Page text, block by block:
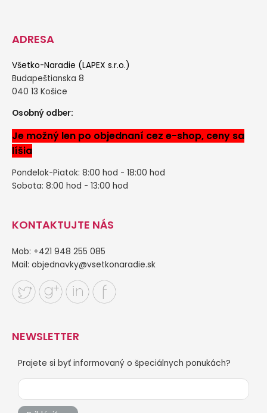
ADRESA
Všetko-Naradie (LAPEX s.r.o.)
Budapeštianska 8
040 13 Košice
Osobný odber:
Je možný len po objednaní cez e-shop, ceny sa
líšia
Pondelok-Piatok: 8:00 hod - 18:00 hod
Sobota: 8:00 hod - 13:00 hod
KONTAKTUJTE NÁS
Mob: +421 948 255 085
Mail: objednavky@vsetkonaradie.sk
NEWSLETTER
Prajete si byť informovaný o špeciálnych ponukách?